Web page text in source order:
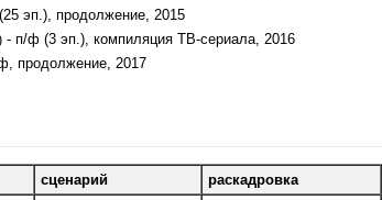
эп.), продолжение, 2015
- п/ф (3 эп.), компиляция ТВ-сериала, 2016
продолжение, 2017
сценарий раскадровка